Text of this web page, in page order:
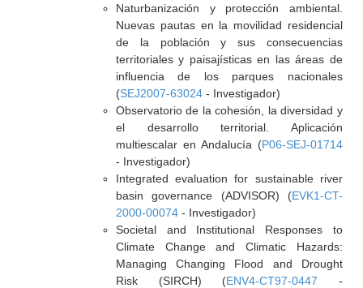
Naturbanización y protección ambiental.
Nuevas pautas en la movilidad residencial
de la población y sus consecuencias
territoriales y paisajísticas en las áreas de
influencia de los parques nacionales
(SEJ2007-63024- Investigador)
Observatorio de la cohesión, la diversidad y
el desarrollo territorial. Aplicación
multiescalar en Andalucía (P06-SEJ-01714
- Investigador)
Integrated evaluation for sustainable river
basin governance (ADVISOR) (EVK1-CT-
2000-00074- Investigador)
Societal and Institutional Responses to
Climate Change and Climatic Hazards:
Managing Changing Flood and Drought
Risk (SIRCH) (ENV4-CT97-0447 -